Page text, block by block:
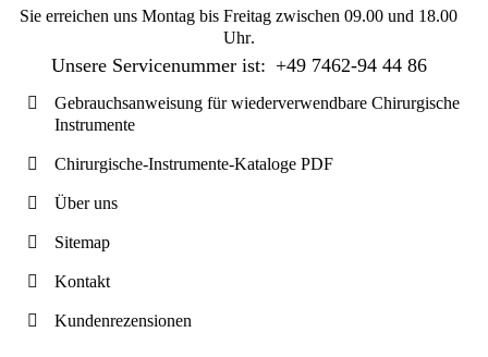
Sie erreichen uns Montag bis Freitag zwischen 09.00 und 18.00
Uhr.
Unsere Servicenummer ist: +49 7462-94 44 86
Gebrauchsanweisung für wiederverwendbare Chirurgische
Instrumente
Chirurgische-Instrumente-Kataloge PDF
Über uns
Sitemap
Kontakt
Kundenrezensionen